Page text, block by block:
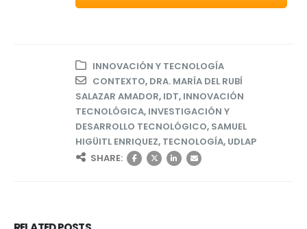
INNOVACIÓN Y TECNOLOGÍA
CONTEXTO, DRA. MARÍA DEL RUBÍ
SALAZAR AMADOR, IDT, INNOVACIÓN
TECNOLÓGICA, INVESTIGACIÓN Y
DESARROLLO TECNOLÓGICO, SAMUEL
HIGÜITL ENRIQUEZ, TECNOLOGÍA, UDLAP
SHARE: